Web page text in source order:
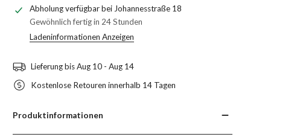
Abholung verfügbar bei Johannesstraße 18
Gewöhnlich fertig in 24 Stunden
Ladeninformationen Anzeigen
Lieferung bisAug 10 - Aug 14
Kostenlose Retouren innerhalb 14 Tagen
Produktinformationen